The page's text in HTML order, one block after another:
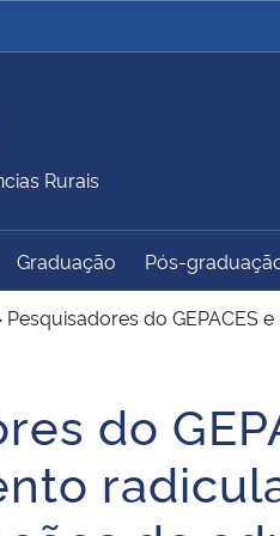
da Justiça e
da Educação
do Turismo
Ministério
de Segurança
Rurais
Graduação Pós-
Pesquisadores do GEPACES
do